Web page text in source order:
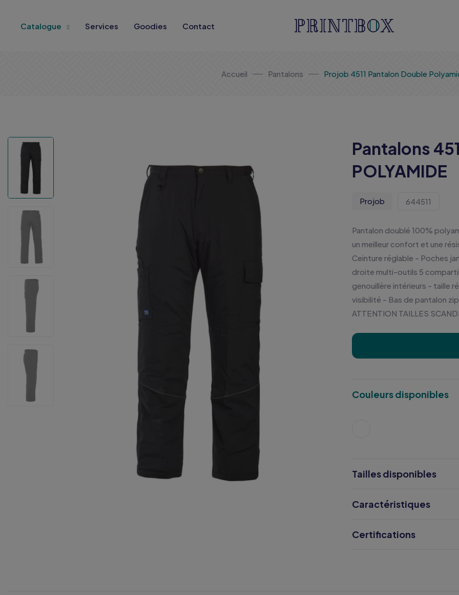
Catalogue Services Goodies Contact
Accueil Pantalons Projob 4511 Pantalon Double
Pantalons
POLYAMIDE
Projob 644511
Pantalon doublé 100%
un meilleur confort et une
Ceinture réglable - Poches
droite multi-outils 5
genouillère intérieurs - taille
visibilité - Bas de pantalon
ATTENTION TAILLES
Couleurs disponibles
Tailles disponibles
Caractéristiques
Certifications